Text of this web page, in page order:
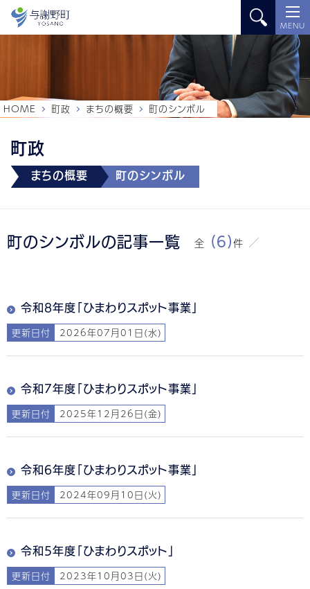
MENU
町政
まちの概要 町のシンボル
HOME 町政 まちの概要 町のシンボル
町のシンボルの記事一覧 全 (6)件
令和8年度「ひまわりスポット事業」
更新日付 2026年07月01日(水)
令和7年度「ひまわりスポット事業」
更新日付 2025年12月26日(金)
令和6年度「ひまわりスポット事業」
更新日付 2024年09月10日(火)
令和5年度「ひまわりスポット」
更新日付 2023年10月03日(火)